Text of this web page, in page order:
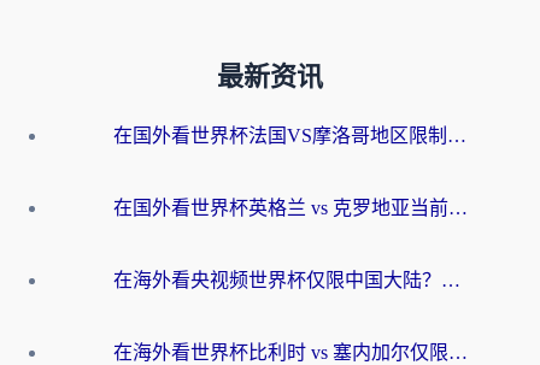
最新资讯
在国外看世界杯法国VS摩洛哥地区限制？这篇指南让你流畅看中文解说无压力
在国外看世界杯英格兰 vs 克罗地亚当前地区不可播放？这篇指南帮你搞定所有海外观赛难题
在海外看央视频世界杯仅限中国大陆？这篇指南帮你解锁中文解说+无卡顿直播
在海外看世界杯比利时 vs 塞内加尔仅限中国大陆？我找到了最流畅的中文解说之路